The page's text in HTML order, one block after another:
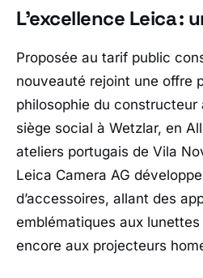
L’excellence Leica :
Proposée au tarif public
nouveauté rejoint une offre
philosophie du constructeur
siège social à Wetzlar, en
ateliers portugais de Vila
Leica Camera AG
d’accessoires, allant des
emblématiques aux
encore aux projecteurs